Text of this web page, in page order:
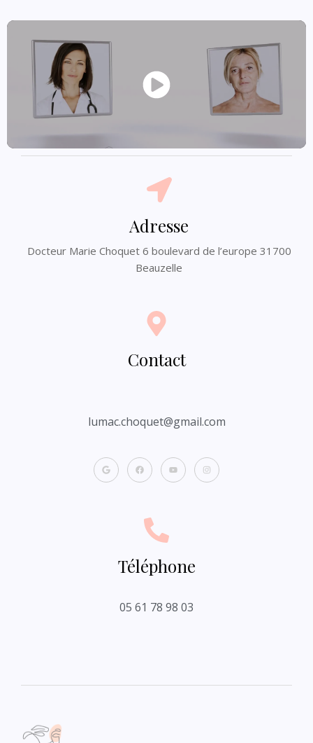
Adresse
Docteur Marie Choquet 6 boulevard de l’europe 31700
Beauzelle
Contact
lumac.choquet@gmail.com
Téléphone
05 61 78 98 03